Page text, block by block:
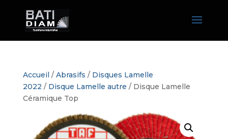
Accueil / Abrasifs / Disques Lamelle
2022 / Disque Lamelle autre / Disque Lamelle
Céramique Top